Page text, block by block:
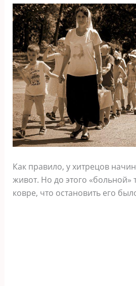
Как правило, у хитрецов
живот. Но до этого «больной»
ковре, что остановить его